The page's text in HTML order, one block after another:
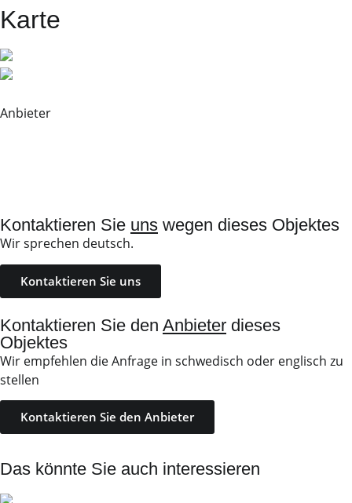
Karte
Anbieter
Kontaktieren Sie uns wegen dieses Objektes
Wir sprechen deutsch.
Kontaktieren Sie uns
Kontaktieren Sie den Anbieter dieses
Objektes
Wir empfehlen die Anfrage in schwedisch oder englisch zu
stellen
Kontaktieren Sie den Anbieter
Das könnte Sie auch interessieren